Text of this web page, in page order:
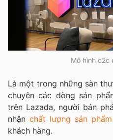
Mô hình c2c
Là một trong những sàn
chuyên các dòng sản
trên Lazada, người bán
nhận chất lượng sản phẩm
khách hàng.